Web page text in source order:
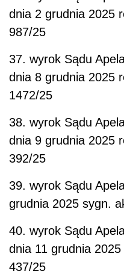
dnia 2 grudnia 2025
987/25
37. wyrok Sądu
dnia 8 grudnia 2025
1472/25
38. wyrok Sądu
dnia 9 grudnia 2025
392/25
39. wyrok Sądu
grudnia 2025 sygn.
40. wyrok Sądu
dnia 11 grudnia
437/25